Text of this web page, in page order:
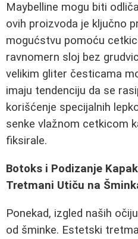
Maybelline mogu biti
ovih proizvoda je ključno
mogućstvu pomoću
ravnomern sloj bez
velikim gliter česticama
imaju tendenciju da se
korišćenje specijalnih
senke vlažnom cetkicom
fiksirale.
Botoks i Podizanje
Tretmani Utiču na
Ponekad, izgled naših
od šminke. Estetski